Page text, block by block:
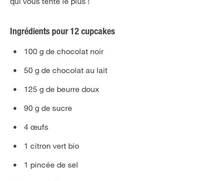
Ingrédients pour 12 cupcakes
100 g de chocolat noir
50 g de chocolat au lait
125 g de beurre doux
90 g de sucre
4 œufs
1 citron vert bio
1 pincée de sel